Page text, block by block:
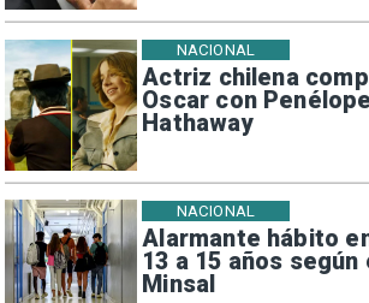
Actriz chilena
Oscar con
Hathaway
NACIONAL
Alarmante hábito
13 a 15 años según
Minsal
NACIONAL